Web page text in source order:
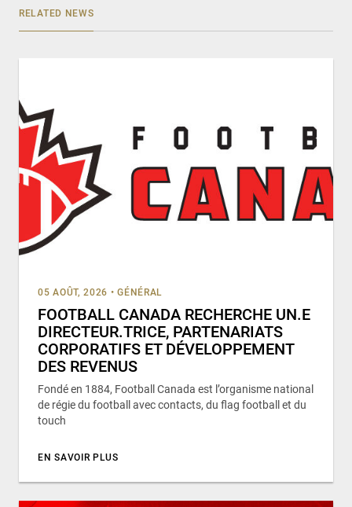
RELATED NEWS
05 AOÛT, 2026 • GÉNÉRAL
FOOTBALL CANADA RECHERCHE UN.E
DIRECTEUR.TRICE, PARTENARIATS
CORPORATIFS ET DÉVELOPPEMENT
DES REVENUS
Fondé en 1884, Football Canada est l’organisme national
de régie du football avec contacts, du flag football et du
touch
EN SAVOIR PLUS